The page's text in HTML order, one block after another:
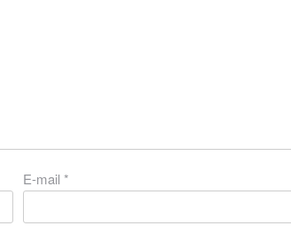
E-mail*